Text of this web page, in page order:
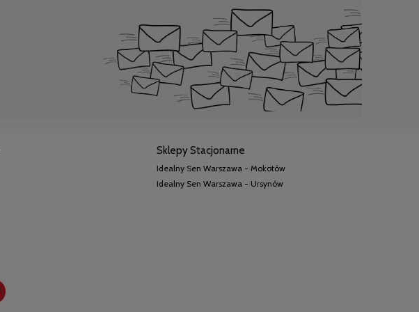
Sklepy Stacjonarne
Idealny Sen Warszawa - Mokotów
Idealny Sen Warszawa - Ursynów